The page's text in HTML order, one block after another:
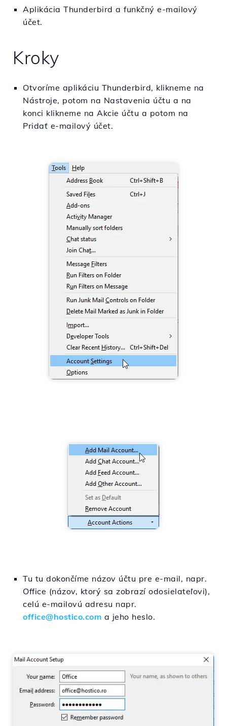
Aplikácia Thunderbird a funkčný e-mailový
účet.
Kroky
Otvoríme aplikáciu Thunderbird, klikneme na
Nástroje, potom na Nastavenia účtu a na
konci klikneme na Akcie účtu a potom na
Pridať e-mailový účet.
Tu tu dokončíme názov účtu pre e-mail, napr.
Office (názov, ktorý sa zobrazí odosielateľovi),
celú e-mailovú adresu napr.
office@hostico.com a jeho heslo.